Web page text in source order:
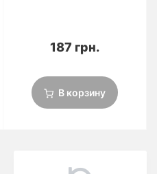
187 грн.
В корзину